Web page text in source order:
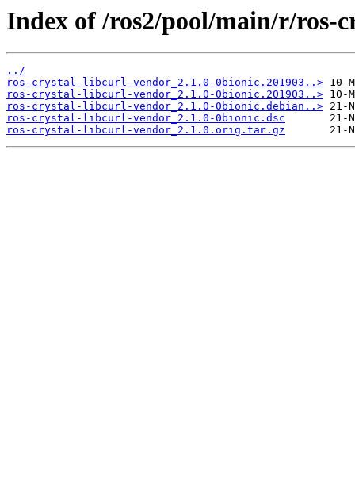
Index of /ros2/pool/main/r/ros-
../
ros-crystal-libcurl-vendor_2.1.0-0bionic.201903..>
ros-crystal-libcurl-vendor_2.1.0-0bionic.201903..>
ros-crystal-libcurl-vendor_2.1.0-0bionic.debian..>
ros-crystal-libcurl-vendor_2.1.0-0bionic.dsc
ros-crystal-libcurl-vendor_2.1.0.orig.tar.gz